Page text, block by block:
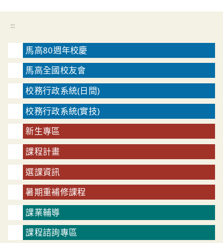
:::
馬高80週年校慶
馬高全國校友會
校務行政系統(日間)
校務行政系統(實技)
新生專區
課程計畫
選課資訊
暑期重補修課程
課業輔導
課程諮詢專區